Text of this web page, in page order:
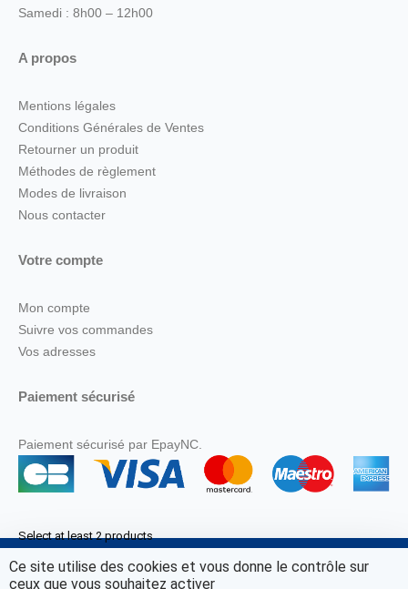
Samedi : 8h00 – 12h00
A propos
Mentions légales
Conditions Générales de Ventes
Retourner un produit
Méthodes de règlement
Modes de livraison
Nous contacter
Votre compte
Mon compte
Suivre vos commandes
Vos adresses
Paiement sécurisé
Paiement sécurisé par EpayNC.
Select at least 2 products
Ce site utilise des cookies et vous donne le contrôle sur
ceux que vous souhaitez activer